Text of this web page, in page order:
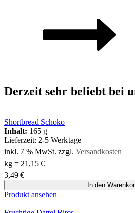
Derzeit sehr beliebt bei
Shortbread Schoko
Inhalt: 165 g
Lieferzeit: 2-5 Werktage
inkl. 7 % MwSt. zzgl. Versandkosten
kg = 21,15 €
3,49 €
In den
Produkt ansehen